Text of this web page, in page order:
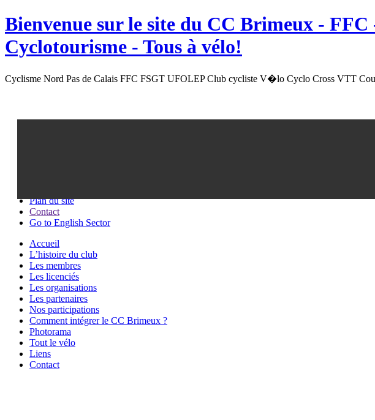
Bienvenue sur le site du CC Brimeux - FFC
Cyclotourisme - Tous à vélo!
Cyclisme Nord Pas de Calais FFC FSGT UFOLEP Club cycliste V�lo Cyclo Cross VTT
Plan du site
Contact
Go to English Sector
Accueil
L’histoire du club
Les membres
Les licenciés
Les organisations
Les partenaires
Nos participations
Comment intégrer le CC Brimeux ?
Photorama
Tout le vélo
Liens
Contact